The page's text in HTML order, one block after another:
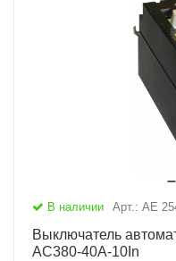
В наличии Арт.: АЕ
Выключатель
AC380-40А-10In